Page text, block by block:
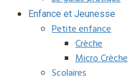
Enfance et Jeunesse
Petite enfance
Crèche
Micro Crèche
Scolaires